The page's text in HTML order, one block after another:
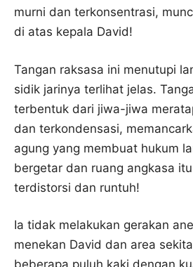
murni dan terkonsentrasi,
di atas kepala David!
Tangan raksasa ini menutupi
sidik jarinya terlihat jelas.
terbentuk dari jiwa-jiwa
dan terkondensasi,
agung yang membuat hukum
bergetar dan ruang angkasa
terdistorsi dan runtuh!
Ia tidak melakukan gerakan
menekan David dan area
beberapa puluh kaki dengan